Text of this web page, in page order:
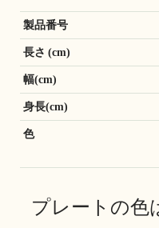
製品番号
長さ (cm)
幅(cm)
身長(cm)
色
プレートの色